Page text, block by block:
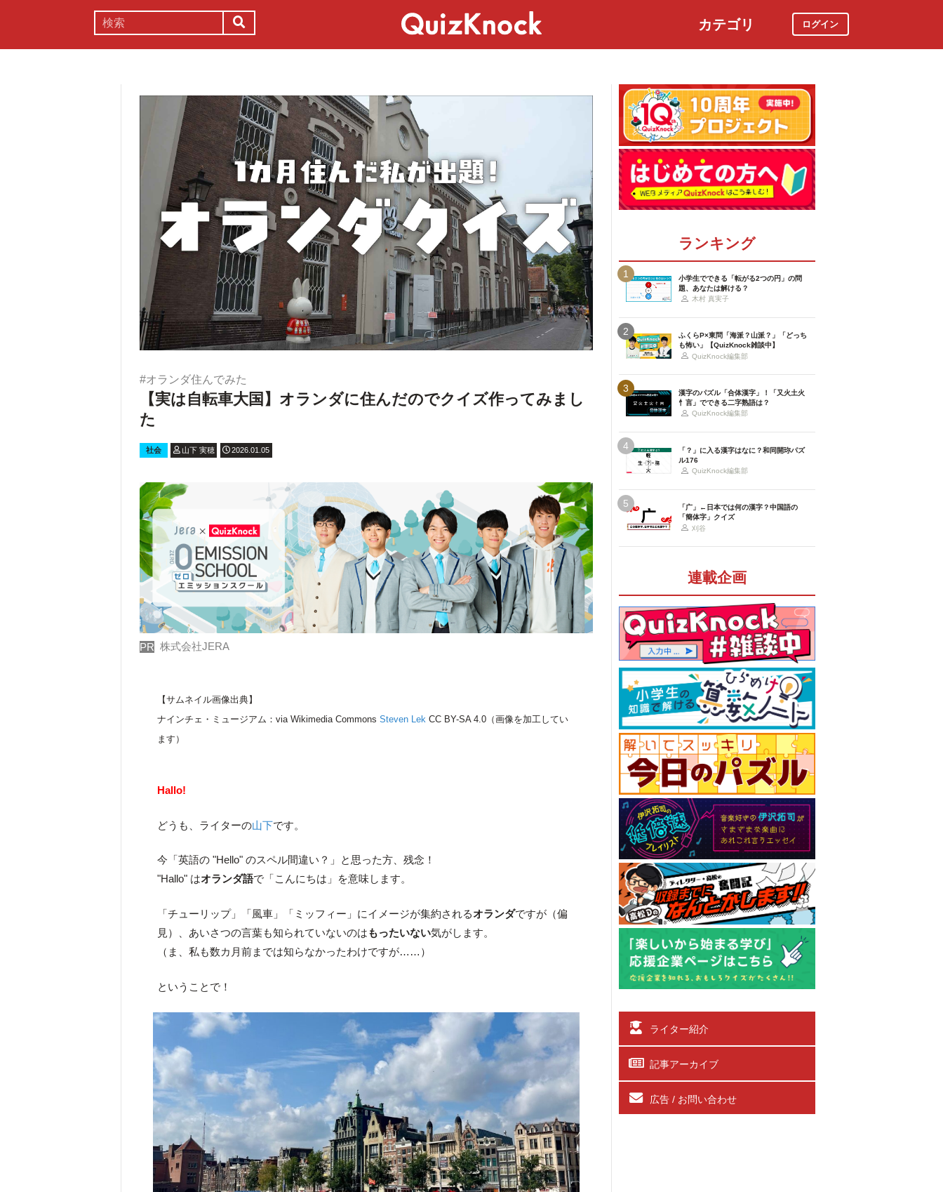
カテゴリ ログイン
#オランダ住んでみた
【実は自転車大国】オランダに住んだのでクイズ作ってみまし
た
社会 山下 実穂 2026.01.05
PR 株式会社JERA
【サムネイル画像出典】
ナインチェ・ミュージアム：via Wikimedia CommonsSteven Lek CC BY-SA 4.0（画像を加工してい
ます）
Hallo!
どうも、ライターの山下です。
今「英語の "Hello" のスペル間違い？」と思った方、残念！
"Hallo" はオランダ語で「こんにちは」を意味します。
「チューリップ」「風車」「ミッフィー」にイメージが集約されるオランダですが（偏
見）、あいさつの言葉も知られていないのはもったいない気がします。
（ま、私も数カ月前までは知らなかったわけですが……）
ということで！
ランキング
1
小学生でできる「転がる2つの円」の問
題、あなたは解ける？
木村 真実子
2
ふくらP×東問「海派？山派？」「どっち
も怖い」【QuizKnock雑談中】
QuizKnock編集部
3
漢字のパズル「合体漢字」！「又火土火
忄言」でできる二字熟語は？
QuizKnock編集部
4
「？」に入る漢字はなに？和同開珎パズ
ル176
QuizKnock編集部
5
「广」←日本では何の漢字？中国語の
「簡体字」クイズ
刈谷
連載企画
ライター紹介
記事アーカイブ
広告 / お問い合わせ